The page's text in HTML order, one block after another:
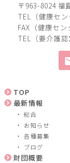
〒963-8024 福
TEL（健康セ
FAX（健康セ
TEL（要介護
TOP
最新情報
総合
お知らせ
各種募集
ブログ
財団概要